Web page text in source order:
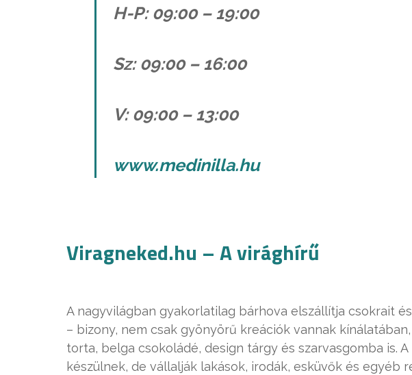
H-P: 09:00 – 19:00
Sz: 09:00 – 16:00
V: 09:00 – 13:00
www.medinilla.hu
Viragneked.hu – A virághírű
A nagyvilágban gyakorlatilag bárhova elszállítja csokrait
– bizony, nem csak gyönyörű kreációk vannak
torta, belga csokoládé, design tárgy és szarvasgomba is.
készülnek, de vállalják lakások, irodák, esküvők és egyéb